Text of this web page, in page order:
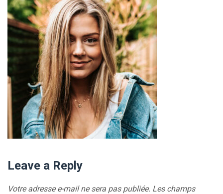
Leave a Reply
Votre adresse e-mail ne sera pas publiée. Les champs